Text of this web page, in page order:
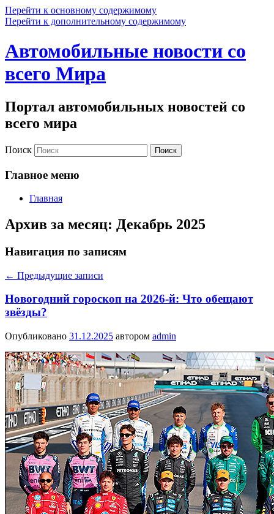
Перейти к основному содержимому
Перейти к дополнительному содержимому
Автомобильные новости со
всего Мира
Портал автомобильных новостей со
всего мира
Поиск
Главное меню
Главная
Архив за месяц: Декабрь 2025
Навигация по записям
← Предыдущие записи
Новогодний гороскоп на 2026-й: Что обещают
звёзды?
Опубликовано 31.12.2025 автором admin